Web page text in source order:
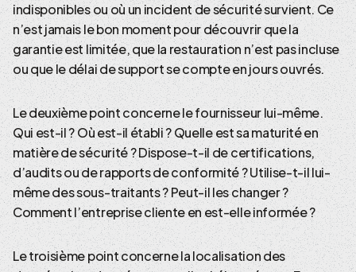
indisponibles ou où un incident de sécurité survient. Ce
n’est jamais le bon moment pour découvrir que la
garantie est limitée, que la restauration n’est pas incluse
ou que le délai de support se compte en jours ouvrés.
Le deuxième point concerne le fournisseur lui-même.
Qui est-il ? Où est-il établi ? Quelle est sa maturité en
matière de sécurité ? Dispose-t-il de certifications,
d’audits ou de rapports de conformité ? Utilise-t-il lui-
même des sous-traitants ? Peut-il les changer ?
Comment l’entreprise cliente en est-elle informée ?
Le troisième point concerne la localisation des